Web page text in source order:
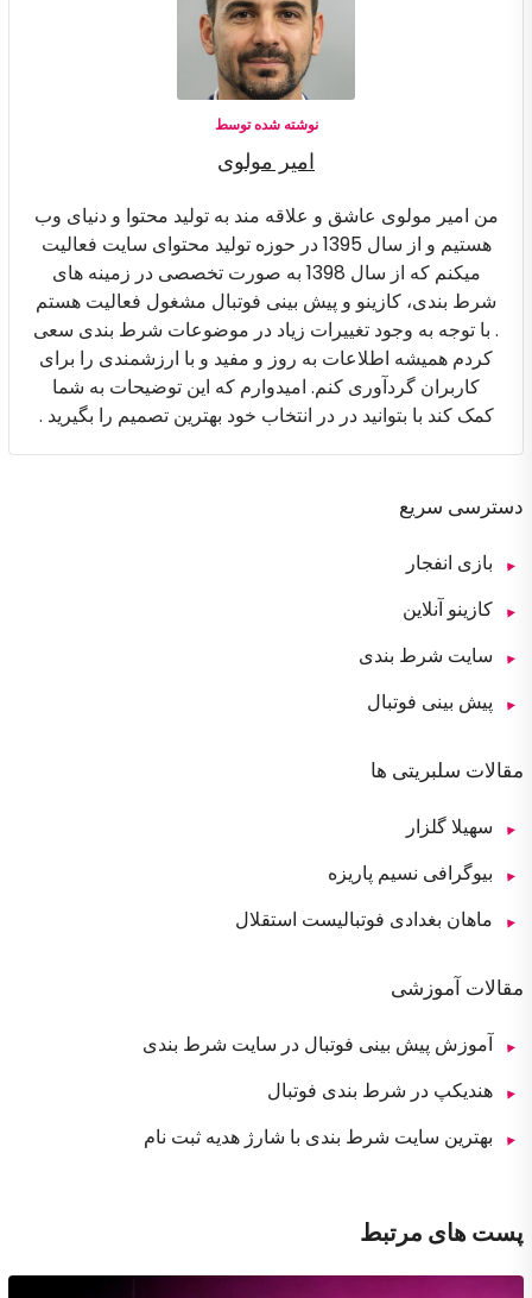
نوشته شده توسط
امیر مولوی
من امیر مولوی عاشق و علاقه مند به تولید محتوا و دنیای وب
هستیم و از سال 1395 در حوزه تولید محتوای سایت فعالیت
میکنم که از سال 1398 به صورت تخصصی در زمینه های
شرط بندی، کازینو و پیش بینی فوتبال مشغول فعالیت هستم
. با توجه به وجود تغییرات زیاد در موضوعات شرط بندی سعی
کردم همیشه اطلاعات به روز و مفید و با ارزشمندی را برای
کاربران گردآوری کنم. امیدوارم که این توضیحات به شما
کمک کند با بتوانید در در انتخاب خود بهترین تصمیم را بگیرید .
دسترسی سریع
بازی انفجار
کازینو آنلاین
سایت شرط بندی
پیش بینی فوتبال
مقالات سلبریتی ها
سهیلا گلزار
بیوگرافی نسیم پاریزه
ماهان بغدادی فوتبالیست استقلال
مقالات آموزشی
آموزش پیش بینی فوتبال در سایت شرط بندی
هندیکپ در شرط بندی فوتبال
بهترین سایت شرط بندی با شارژ هدیه ثبت نام
پست های مرتبط